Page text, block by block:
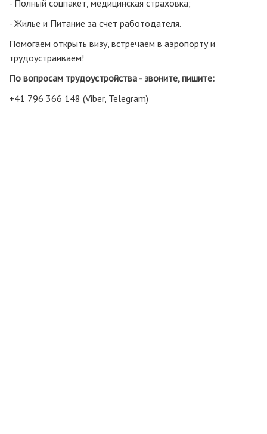
- Полный соцпакет, медицинская страховка;
- Жилье и Питание за счет работодателя.
Помогаем открыть визу, встречаем в аэропорту и
трудоустраиваем!
По вопросам трудоустройства - звоните, пишите:
+41 796 366 148 (Viber, Telegram)